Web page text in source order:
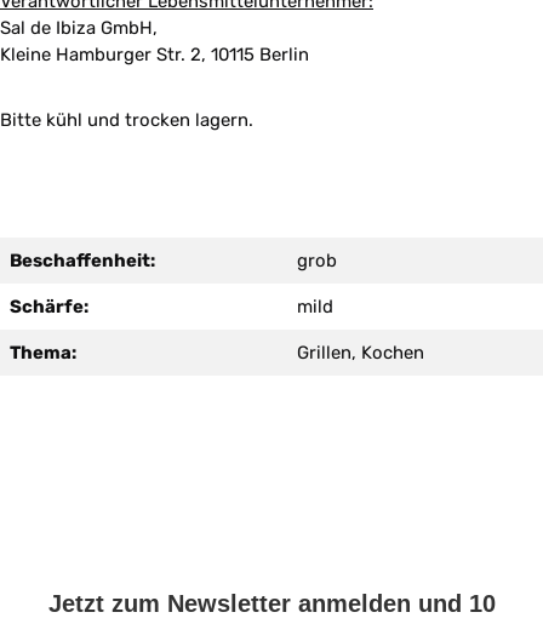
Sal de Ibiza GmbH,
Kleine Hamburger Str. 2, 10115 Berlin
Bitte kühl und trocken lagern.
Beschaffenheit: grob
Schärfe: mild
Thema: Grillen, Kochen
Jetzt zum Newsletter anmelden und 10